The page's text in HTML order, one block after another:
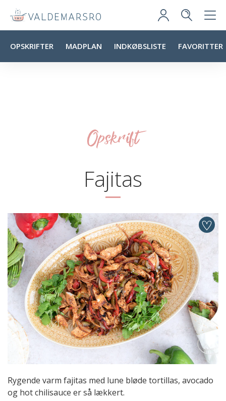
OPSKRIFTER MADPLAN INDKØBSLISTE FAVORITTER
Opskrift
Fajitas
Rygende varm fajitas med lune bløde tortillas, avocado
og hot chilisauce er så lækkert.